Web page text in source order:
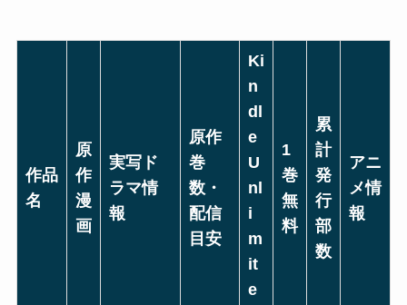
作品
名
原
作
漫
画
実写ド
ラマ情
報
原作
巻
数・
配信
目安
Ki
n
dl
e
U
nl
i
m
it
e
1
巻
無
料
累
計
発
行
部
数
アニ
メ情
報